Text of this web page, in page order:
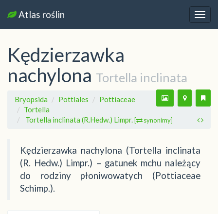
Atlas roślin
Kędzierzawka
nachylona Tortella inclinata
Bryopsida Pottiales
Pottiaceae
Tortella
Tortella inclinata (R.Hedw.) Limpr. [ synonimy]
Kędzierzawka nachylona (Tortella inclinata
(R. Hedw.) Limpr.) – gatunek mchu należący
do rodziny płoniwowatych (Pottiaceae
Schimp.).